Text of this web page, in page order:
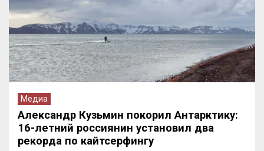
Медиа
Александр Кузьмин покорил Антарктику:
16-летний россиянин установил два
рекорда по кайтсерфингу